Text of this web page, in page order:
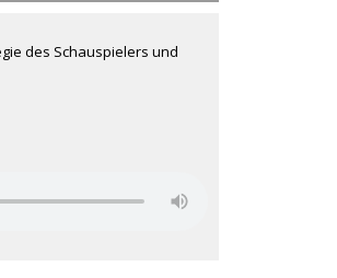
des Schauspielers und